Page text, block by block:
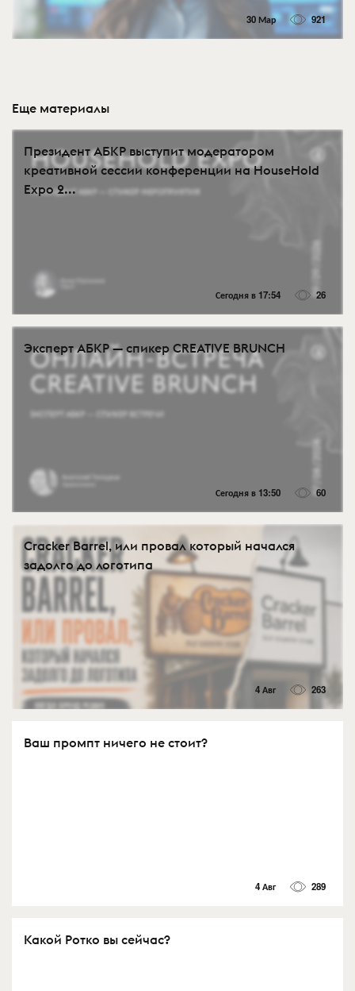
30 Мар 921
Еще материалы
Президент АБКР выступит модератором
креативной сессии конференции на HouseHold
Expo 2...
Сегодня в 17:54 26
Эксперт АБКР — спикер CREATIVE BRUNCH
Сегодня в 13:50 60
Cracker Barrel, или провал который начался
задолго до логотипа
4 Авг 263
Ваш промпт ничего не стоит?
4 Авг 289
Какой Ротко вы сейчас?